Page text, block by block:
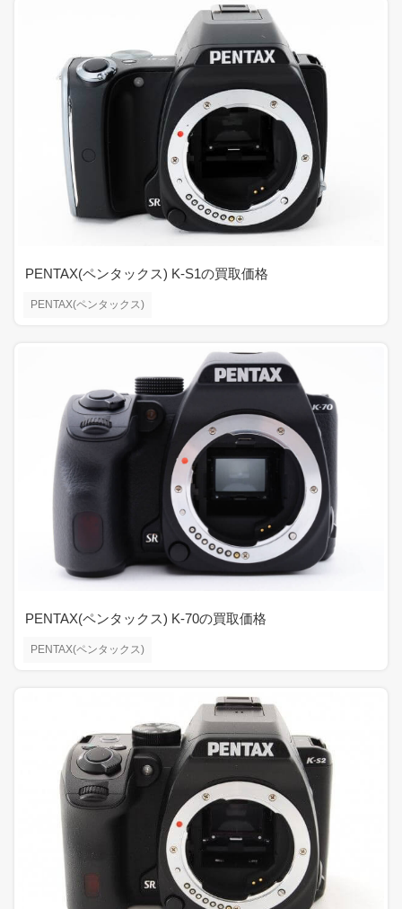
PENTAX(ペンタックス)
PENTAX(ペンタックス) K-S1の買取価格
PENTAX(ペンタックス)
PENTAX(ペンタックス) K-70の買取価格